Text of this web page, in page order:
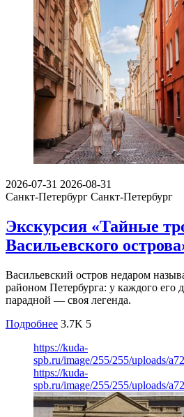
2026-07-31 2026-08-31
Санкт-Петербург Санкт-Петербург
Экскурсия «Тайные
Васильевского
Васильевский остров недаром
районом Петербурга: у каждого его
парадной — своя легенда.
Подробнее 3.7K 5
https://kuda-
spb.ru/image/255/255/uploads/
https://kuda-
spb.ru/image/255/255/uploads/